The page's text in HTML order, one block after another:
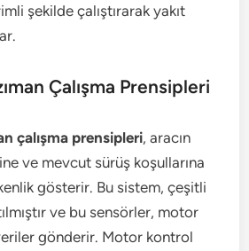
şekilde çalıştırarak yakıt
Çalışma Prensipleri
çalışma prensipleri, aracın
ve mevcut sürüş koşullarına
gösterir. Bu sistem, çeşitli
ve bu sensörler, motor
gönderir. Motor kontrol